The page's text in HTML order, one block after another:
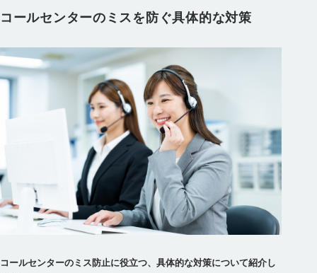
コールセンターのミスを防ぐ具体的な対策
コールセンターのミス防止に役立つ、具体的な対策について紹介し